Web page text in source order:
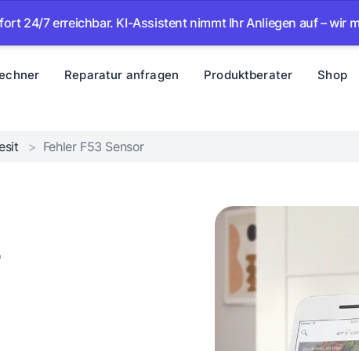
KI-Assistent nimmt Ihr Anliegen auf – wir melden
Reparatur anfragen Produktberater Shop
> Fehler F53 Sensor